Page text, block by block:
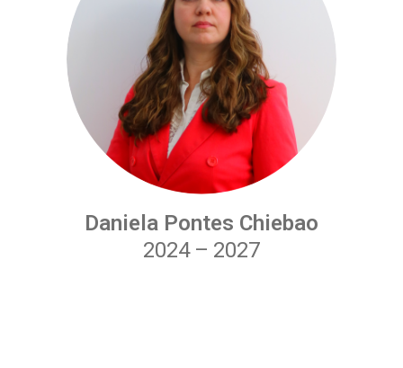
Daniela Pontes Chiebao
2024 – 2027